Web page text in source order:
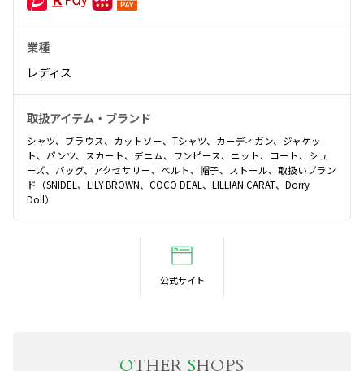
業種
レディス
取扱アイテム・ブランド
シャツ、ブラウス、カットソー、Tシャツ、カーディガン、ジャケッ
ト、パンツ、スカート、デニム、ワンピース、ニット、コート、シュ
ーズ、バッグ、アクセサリー、ベルト、帽子、ストール、取扱いブラン
ド（SNIDEL、LILY BROWN、COCO DEAL、LILLIAN CARAT、Dorry
Doll）
公式サイト
OTHER SHOPS